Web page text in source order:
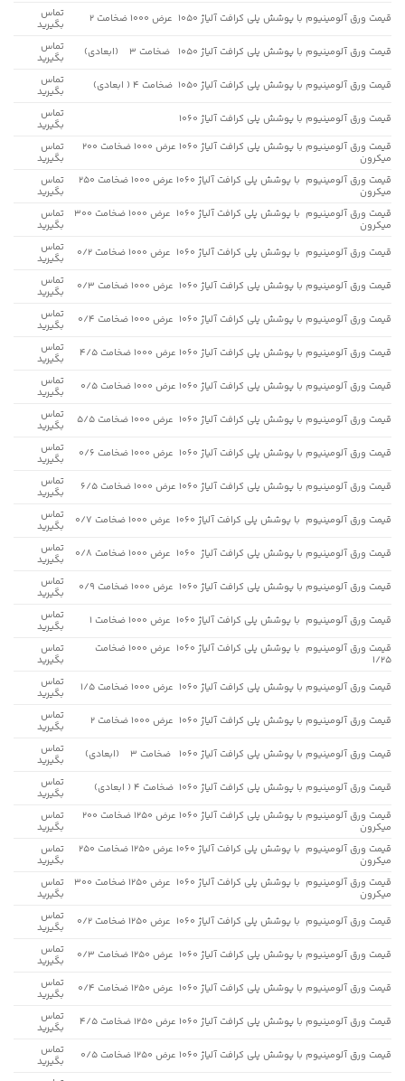
قیمت ورق آلومینیوم با پوشش پلی کرافت آلیاژ 1050 عرض 1000 ضخامت 2
تماس
بگیرید
قیمت ورق آلومینیوم با پوشش پلی کرافت آلیاژ 1050 ضخامت 3 (ابعادی)
تماس
بگیرید
قیمت ورق آلومینیوم با پوشش پلی کرافت آلیاژ 1050 ضخامت 4 ( ابعادی)
تماس
بگیرید
قیمت ورق آلومینیوم با پوشش پلی کرافت آلیاژ 1060
تماس
بگیرید
قیمت ورق آلومینیوم با پوشش پلی کرافت آلیاژ 1060 عرض 1000 ضخامت 200
میکرون
تماس
بگیرید
قیمت ورق آلومینیوم با پوشش پلی کرافت آلیاژ 1060 عرض 1000 ضخامت 250
میکرون
تماس
بگیرید
قیمت ورق آلومینیوم با پوشش پلی کرافت آلیاژ 1060 عرض 1000 ضخامت 300
میکرون
تماس
بگیرید
قیمت ورق آلومینیوم با پوشش پلی کرافت آلیاژ 1060 عرض 1000 ضخامت 0/2
تماس
بگیرید
قیمت ورق آلومینیوم با پوشش پلی کرافت آلیاژ 1060 عرض 1000 ضخامت 0/3
تماس
بگیرید
قیمت ورق آلومینیوم با پوشش پلی کرافت آلیاژ 1060 عرض 1000 ضخامت 0/4
تماس
بگیرید
قیمت ورق آلومینیوم با پوشش پلی کرافت آلیاژ 1060 عرض 1000 ضخامت 4/5
تماس
بگیرید
قیمت ورق آلومینیوم با پوشش پلی کرافت آلیاژ 1060 عرض 1000 ضخامت 0/5
تماس
بگیرید
قیمت ورق آلومینیوم با پوشش پلی کرافت آلیاژ 1060 عرض 1000 ضخامت 5/5
تماس
بگیرید
قیمت ورق آلومینیوم با پوشش پلی کرافت آلیاژ 1060 عرض 1000 ضخامت 0/6
تماس
بگیرید
قیمت ورق آلومینیوم با پوشش پلی کرافت آلیاژ 1060 عرض 1000 ضخامت 6/5
تماس
بگیرید
قیمت ورق آلومینیوم با پوشش پلی کرافت آلیاژ 1060 عرض 1000 ضخامت 0/7
تماس
بگیرید
قیمت ورق آلومینیوم با پوشش پلی کرافت آلیاژ 1060 عرض 1000 ضخامت 0/8
تماس
بگیرید
قیمت ورق آلومینیوم با پوشش پلی کرافت آلیاژ 1060 عرض 1000 ضخامت 0/9
تماس
بگیرید
قیمت ورق آلومینیوم با پوشش پلی کرافت آلیاژ 1060 عرض 1000 ضخامت 1
تماس
بگیرید
قیمت ورق آلومینیوم با پوشش پلی کرافت آلیاژ 1060 عرض 1000 ضخامت
1/25
تماس
بگیرید
قیمت ورق آلومینیوم با پوشش پلی کرافت آلیاژ 1060 عرض 1000 ضخامت 1/5
تماس
بگیرید
قیمت ورق آلومینیوم با پوشش پلی کرافت آلیاژ 1060 عرض 1000 ضخامت 2
تماس
بگیرید
قیمت ورق آلومینیوم با پوشش پلی کرافت آلیاژ 1060 ضخامت 3 (ابعادی)
تماس
بگیرید
قیمت ورق آلومینیوم با پوشش پلی کرافت آلیاژ 1060 ضخامت 4 ( ابعادی)
تماس
بگیرید
قیمت ورق آلومینیوم با پوشش پلی کرافت آلیاژ 1060 عرض 1250 ضخامت 200
میکرون
تماس
بگیرید
قیمت ورق آلومینیوم با پوشش پلی کرافت آلیاژ 1060 عرض 1250 ضخامت 250
میکرون
تماس
بگیرید
قیمت ورق آلومینیوم با پوشش پلی کرافت آلیاژ 1060 عرض 1250 ضخامت 300
میکرون
تماس
بگیرید
قیمت ورق آلومینیوم با پوشش پلی کرافت آلیاژ 1060 عرض 1250 ضخامت 0/2
تماس
بگیرید
قیمت ورق آلومینیوم با پوشش پلی کرافت آلیاژ 1060 عرض 1250 ضخامت 0/3
تماس
بگیرید
قیمت ورق آلومینیوم با پوشش پلی کرافت آلیاژ 1060 عرض 1250 ضخامت 0/4
تماس
بگیرید
قیمت ورق آلومینیوم با پوشش پلی کرافت آلیاژ 1060 عرض 1250 ضخامت 4/5
تماس
بگیرید
قیمت ورق آلومینیوم با پوشش پلی کرافت آلیاژ 1060 عرض 1250 ضخامت 0/5
تماس
بگیرید